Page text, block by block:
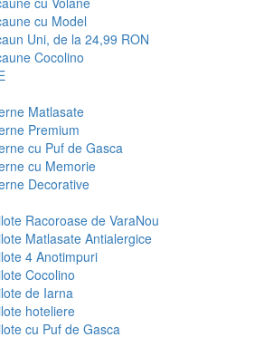
cu Model
Uni, de la 24,99 RON
Cocolino
Matlasate
Premium
cu Puf de Gasca
cu Memorie
Decorative
Racoroase de VaraNou
Matlasate Antialergice
4 Anotimpuri
Cocolino
de Iarna
hoteliere
cu Puf de Gasca